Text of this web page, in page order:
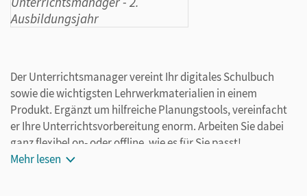
Der Unterrichtsmanager vereint Ihr digitales Schulbuch
sowie die wichtigsten Lehrwerkmaterialien in einem
Produkt. Ergänzt um hilfreiche Planungstools, vereinfacht
er Ihre Unterrichtsvorbereitung enorm. Arbeiten Sie dabei
ganz flexibel on- oder offline, wie es für Sie passt!
Ihr Unterrichtsmanager enthält:
Mehr lesen